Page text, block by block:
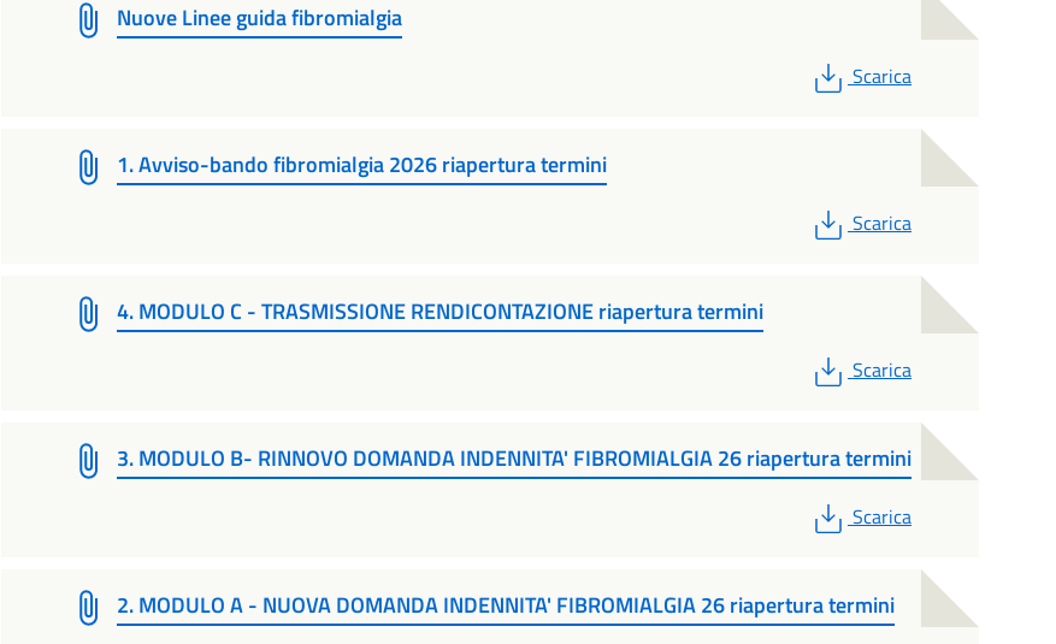
Nuove Linee guida fibromialgia
PDF
Scarica
1. Avviso-bando fibromialgia 2026 riapertura termini
PDF
Scarica
4. MODULO C - TRASMISSIONE RENDICONTAZIONE riapertura termini
PDF
Scarica
3. MODULO B- RINNOVO DOMANDA INDENNITA' FIBROMIALGIA 26 riapertura termini
PDF
Scarica
2. MODULO A - NUOVA DOMANDA INDENNITA' FIBROMIALGIA 26 riapertura termini